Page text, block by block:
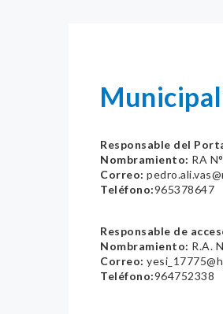
Responsable del
Nombramiento: RA
Correo:
Teléfono:965378647
Responsable de
Nombramiento: R.A.
Correo:
Teléfono:964752338